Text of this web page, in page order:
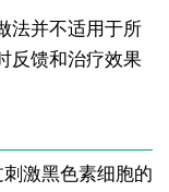
法并不适用于所
反馈和治疗效果
激黑色素细胞的